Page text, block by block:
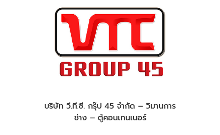
บริษัท วี.ที.ซี. กรุ๊ป 45 จำกัด – วิมานการ
ช่าง – ตู้คอนเทนเนอร์